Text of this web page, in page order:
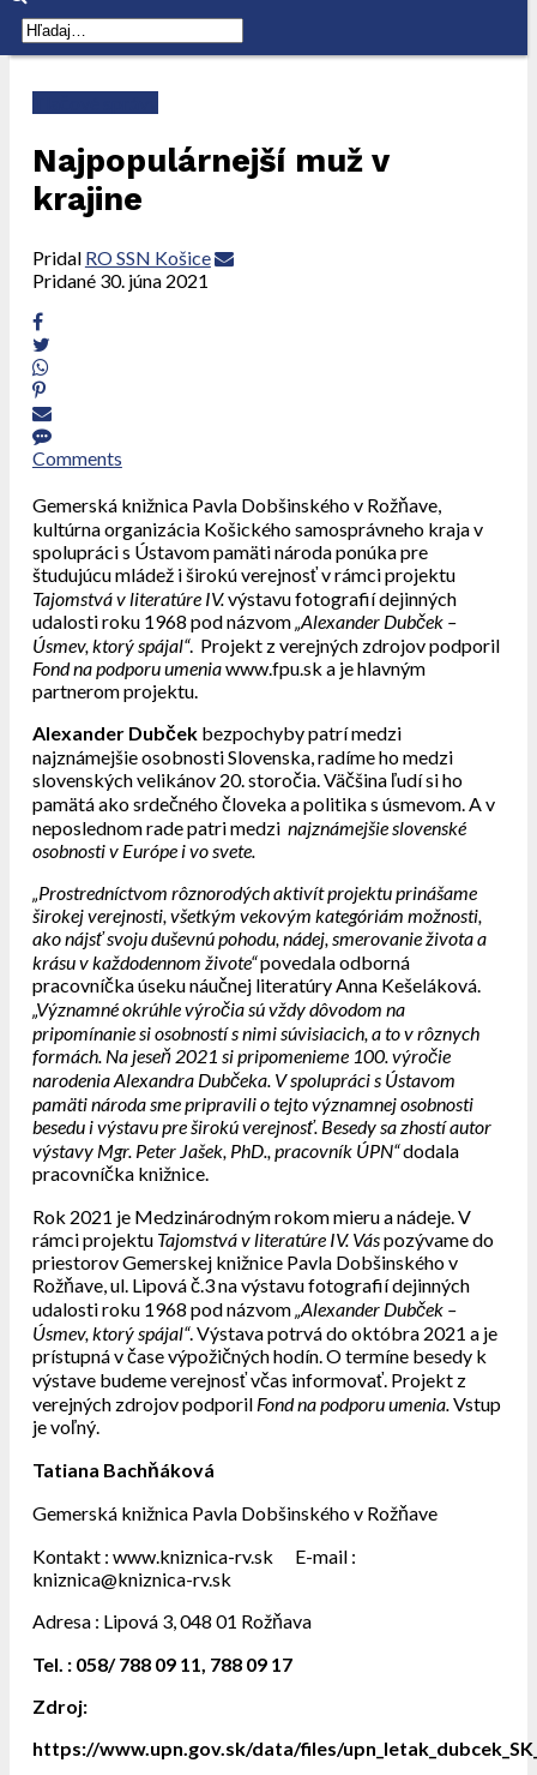
Najpopulárnejší muž v
krajine
Pridal RO SSN Košice
Pridané 30. júna 2021
Comments
Gemerská knižnica Pavla Dobšinského v Rožňave,
kultúrna organizácia Košického samosprávneho kraja v
spolupráci s Ústavom pamäti národa ponúka pre
študujúcu mládež i širokú verejnosť v rámci projektu
Tajomstvá v literatúre IV.výstavu fotografií dejinných
udalosti roku 1968 pod názvom„Alexander Dubček –
Úsmev, ktorý spájal“. Projekt z verejných zdrojov podporil
Fond na podporu umeniawww.fpu.sk a je hlavným
partnerom projektu.
Alexander Dubčekbezpochyby patrí medzi
najznámejšie osobnosti Slovenska, radíme ho medzi
slovenských velikánov 20. storočia. Väčšina ľudí si ho
pamätá ako srdečného človeka a politika s úsmevom. A v
neposlednom rade patri medzi najznámejšie slovenské
osobnosti v Európe i vo svete.
„Prostredníctvom rôznorodých aktivít projektu prinášame
širokej verejnosti, všetkým vekovým kategóriám možnosti,
ako nájsť svoju duševnú pohodu, nádej, smerovanie života a
krásu v každodennom živote“povedala odborná
pracovníčka úseku náučnej literatúry Anna Kešeláková.
„Významné okrúhle výročia sú vždy dôvodom na
pripomínanie si osobností s nimi súvisiacich, a to v rôznych
formách. Na jeseň 2021 si pripomenieme 100. výročie
narodenia Alexandra Dubčeka. V spolupráci s Ústavom
pamäti národa sme pripravili o tejto významnej osobnosti
besedu i výstavu pre širokú verejnosť. Besedy sa zhostí autor
výstavy Mgr. Peter Jašek, PhD., pracovník ÚPN“dodala
pracovníčka knižnice.
Rok 2021 je Medzinárodným rokom mieru a nádeje. V
rámci projektu Tajomstvá v literatúre IV. Váspozývame do
priestorov Gemerskej knižnice Pavla Dobšinského v
Rožňave, ul. Lipová č.3 na výstavu fotografií dejinných
udalosti roku 1968 pod názvom„Alexander Dubček –
Úsmev, ktorý spájal“. Výstava potrvá do októbra 2021 a je
prístupná v čase výpožičných hodín. O termíne besedy k
výstave budeme verejnosť včas informovať. Projekt z
verejných zdrojov podporilFond na podporu umenia.Vstup
je voľný.
Tatiana Bachňáková
Gemerská knižnica Pavla Dobšinského v Rožňave
Kontakt : www.kniznica-rv.sk E-mail :
kniznica@kniznica-rv.sk
Adresa : Lipová 3, 048 01 Rožňava
Tel. : 058/ 788 09 11, 788 09 17
Zdroj:
https://www.upn.gov.sk/data/files/